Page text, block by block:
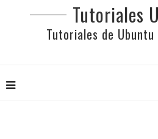
Tutoriales
Tutoriales de